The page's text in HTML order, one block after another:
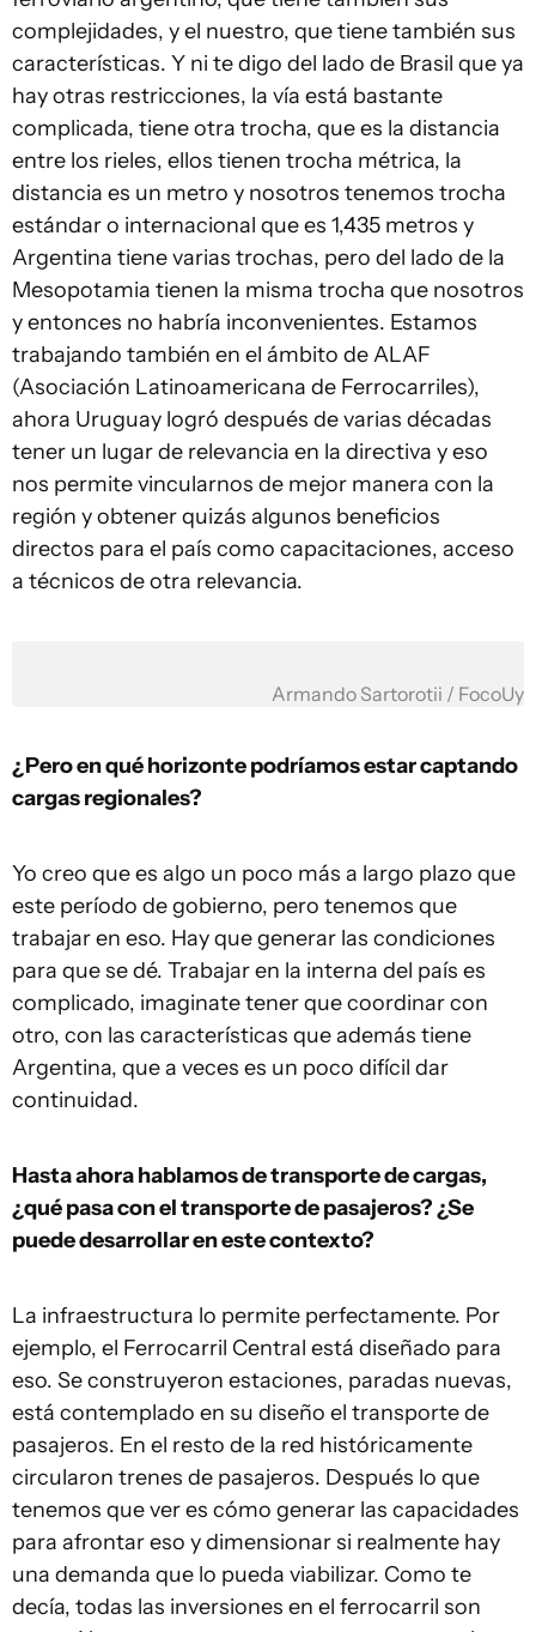
complejidades, y el nuestro, que tiene también sus
características. Y ni te digo del lado de Brasil que ya
hay otras restricciones, la vía está bastante
complicada, tiene otra trocha, que es la distancia
entre los rieles, ellos tienen trocha métrica, la
distancia es un metro y nosotros tenemos trocha
estándar o internacional que es 1,435 metros y
Argentina tiene varias trochas, pero del lado de la
Mesopotamia tienen la misma trocha que nosotros
y entonces no habría inconvenientes. Estamos
trabajando también en el ámbito de ALAF
(Asociación Latinoamericana de Ferrocarriles),
ahora Uruguay logró después de varias décadas
tener un lugar de relevancia en la directiva y eso
nos permite vincularnos de mejor manera con la
región y obtener quizás algunos beneficios
directos para el país como capacitaciones, acceso
a técnicos de otra relevancia.
Armando Sartorotii / FocoUy
¿Pero en qué horizonte podríamos estar captando
cargas regionales?
Yo creo que es algo un poco más a largo plazo que
este período de gobierno, pero tenemos que
trabajar en eso. Hay que generar las condiciones
para que se dé. Trabajar en la interna del país es
complicado, imaginate tener que coordinar con
otro, con las características que además tiene
Argentina, que a veces es un poco difícil dar
continuidad.
Hasta ahora hablamos de transporte de cargas,
¿qué pasa con el transporte de pasajeros? ¿Se
puede desarrollar en este contexto?
La infraestructura lo permite perfectamente. Por
ejemplo, el Ferrocarril Central está diseñado para
eso. Se construyeron estaciones, paradas nuevas,
está contemplado en su diseño el transporte de
pasajeros. En el resto de la red históricamente
circularon trenes de pasajeros. Después lo que
tenemos que ver es cómo generar las capacidades
para afrontar eso y dimensionar si realmente hay
una demanda que lo pueda viabilizar. Como te
decía, todas las inversiones en el ferrocarril son